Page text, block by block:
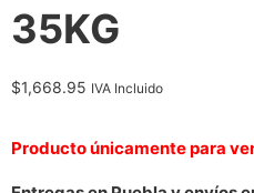
35KG
$1,668.95 IVA Incluido
Producto únicamente para